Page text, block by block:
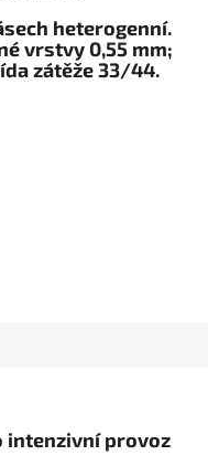
heterogenní.
vrstvy 0,55 mm;
zátěže 33/44.
intenzivní provoz